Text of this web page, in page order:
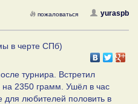
yuraspb
пожаловаться
в черте СПб)
турнира. Встретил
на 2350 грамм. Ушёл в час
любителей половить в